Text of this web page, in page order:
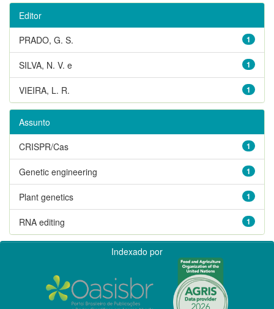
Editor
1
PRADO, G. S.
1
SILVA, N. V. e
1
VIEIRA, L. R.
Assunto
1
CRISPR/Cas
1
Genetic engineering
1
Plant genetics
1
RNA editing
Indexado por